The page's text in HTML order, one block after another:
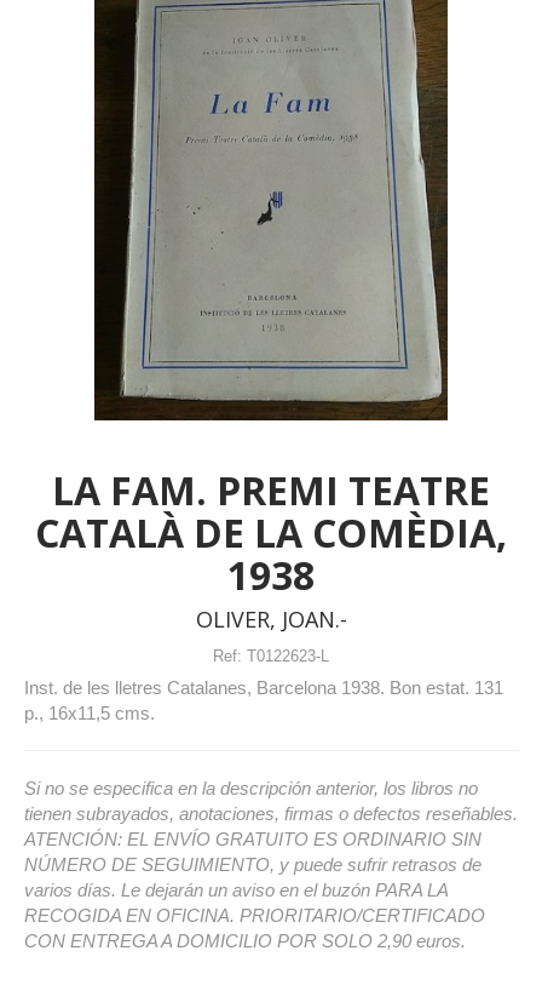
LA FAM. PREMI TEATRE
CATALÀ DE LA COMÈDIA,
1938
OLIVER, JOAN.-
Ref: T0122623-L
Inst. de les lletres Catalanes, Barcelona 1938. Bon estat. 131
p., 16x11,5 cms.
Si no se especifica en la descripción anterior, los libros no
tienen subrayados, anotaciones, firmas o defectos reseñables.
ATENCIÓN: EL ENVÍO GRATUITO ES ORDINARIO SIN
NÚMERO DE SEGUIMIENTO, y puede sufrir retrasos de
varios días. Le dejarán un aviso en el buzón PARA LA
RECOGIDA EN OFICINA. PRIORITARIO/CERTIFICADO
CON ENTREGA A DOMICILIO POR SOLO 2,90 euros.